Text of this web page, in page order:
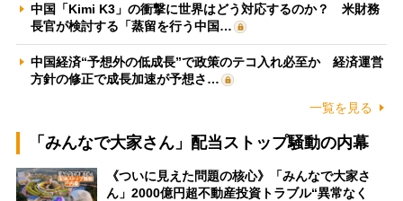
中国「Kimi K3」の衝撃に世界はどう対応するのか？ 米財務
長官が検討する「蒸留を行う中国…
中国経済“予想外の低成長”で政策のテコ入れ必至か 経済運営
方針の修正で成長加速が予想さ…
一覧を見る
「みんなで大家さん」配当ストップ騒動の内幕
《ついに見えた問題の核心》「みんなで大家さ
ん」2000億円超不動産投資トラブル“異常なく